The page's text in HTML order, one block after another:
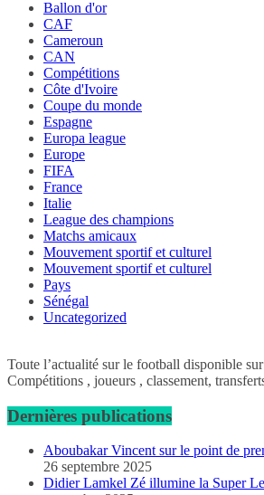
Ballon d'or
CAF
Cameroun
CAN
Compétitions
Côte d'Ivoire
Coupe du monde
Espagne
Europa league
Europe
FIFA
France
Italie
League des champions
Matchs amicaux
Mouvement sportif et culturel
Mouvement sportif et culturel
Pays
Sénégal
Uncategorized
Toute l’actualité sur le football disponible
Compétitions , joueurs , classement,
Dernières publications
Aboubakar Vincent sur le point de
26 septembre 2025
Didier Lamkel Zé illumine la Super